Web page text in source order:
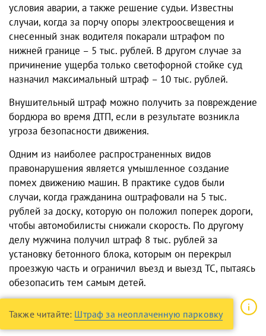
условия аварии, а также решение судьи. Известны
случаи, когда за порчу опоры электроосвещения и
снесенный знак водителя покарали штрафом по
нижней границе – 5 тыс. рублей. В другом случае за
причинение ущерба только светофорной стойке суд
назначил максимальный штраф – 10 тыс. рублей.
Внушительный штраф можно получить за повреждение
бордюра во время ДТП, если в результате возникла
угроза безопасности движения.
Одним из наиболее распространенных видов
правонарушения является умышленное создание
помех движению машин. В практике судов были
случаи, когда гражданина оштрафовали на 5 тыс.
рублей за доску, которую он положил поперек дороги,
чтобы автомобилисты снижали скорость. По другому
делу мужчина получил штраф 8 тыс. рублей за
установку бетонного блока, которым он перекрыл
проезжую часть и ограничил въезд и выезд ТС, пытаясь
обезопасить тем самым детей.
Также читайте: Штраф за неоплаченную парковку